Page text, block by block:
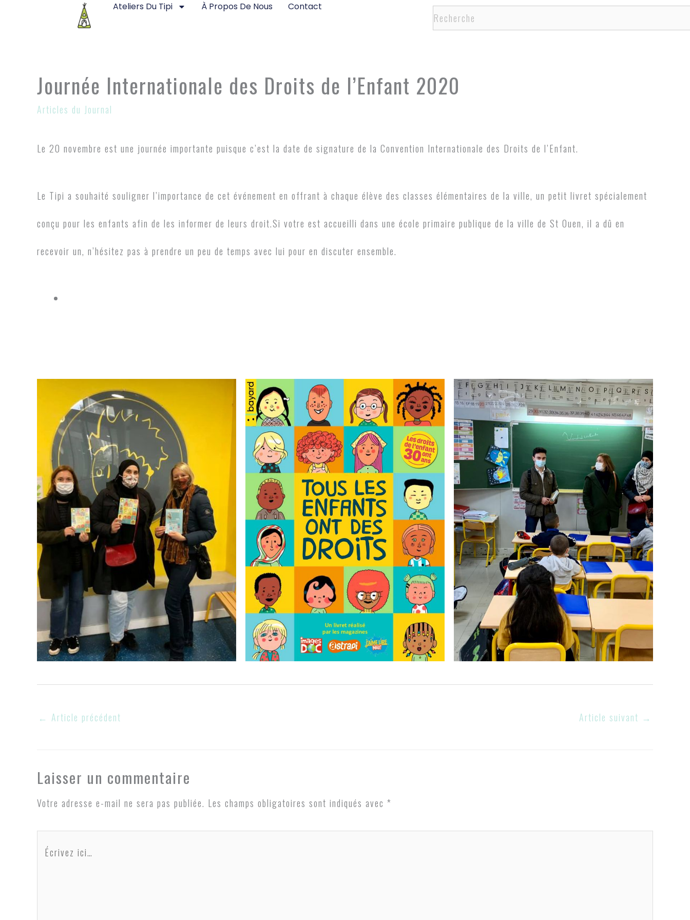
Ateliers Du Tipi À Propos De Nous Contact
Rechercher
Journée Internationale des Droits de l’Enfant 2020
Articles du Journal
Le 20 novembre est une journée importante puisque c’est la date de signature de la Convention Internationale des Droits de l’Enfant.
Le Tipi a souhaité souligner l’importance de cet événement en offrant à chaque élève des classes élémentaires de la ville, un petit livret spécialement
conçu pour les enfants afin de les informer de leurs droit.Si votre est accueilli dans une école primaire publique de la ville de St Ouen, il a dû en
recevoir un, n’hésitez pas à prendre un peu de temps avec lui pour en discuter ensemble.
← Article précédent Article suivant →
Laisser un commentaire
Votre adresse e-mail ne sera pas publiée. Les champs obligatoires sont indiqués avec *
Écrivez